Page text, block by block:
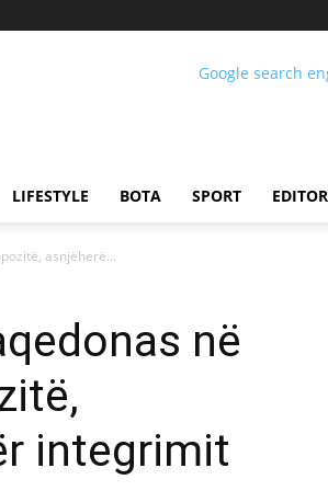
LIFESTYLE BOTA SPORT
asnjëherë...
në
integrimit